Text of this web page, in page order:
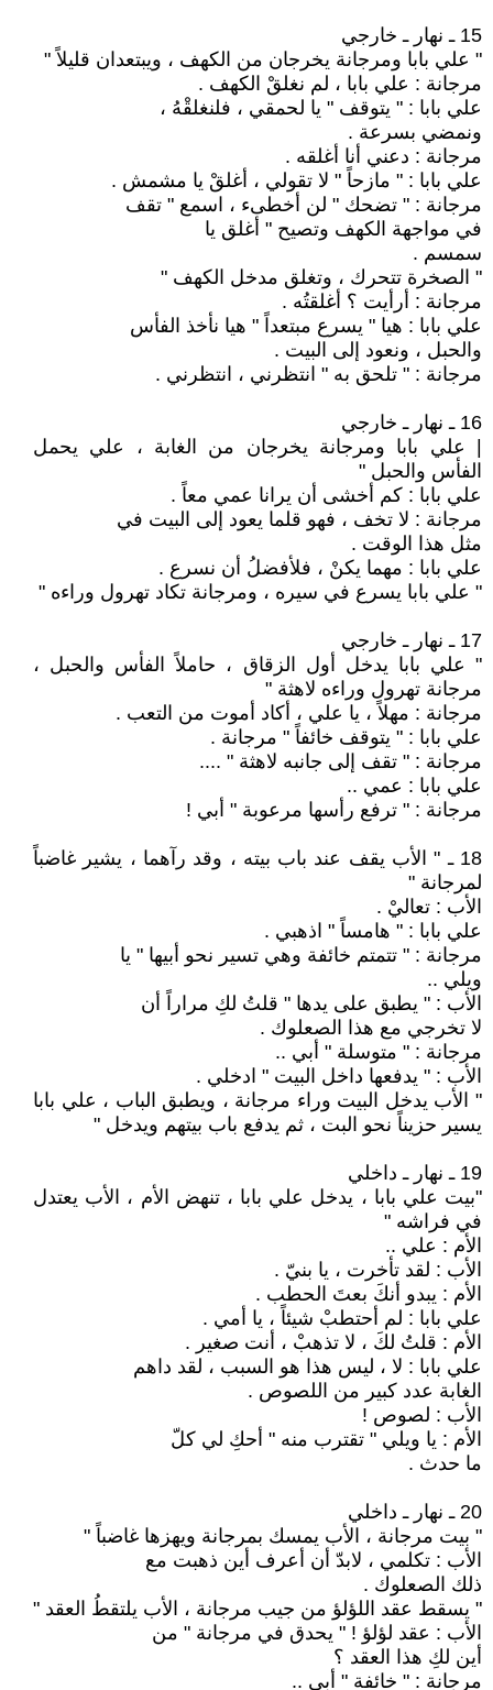
15 ـ نهار ـ خارجي
" علي بابا ومرجانة يخرجان من الكهف ، ويبتعدان قليلاً "
مرجانة : علي بابا ، لم نغلقْ الكهف .
علي بابا : " يتوقف " يا لحمقي ، فلنغلقْهُ ،
ونمضي بسرعة .
مرجانة : دعني أنا أغلقه .
علي بابا : " مازحاً " لا تقولي ، أغلقْ يا مشمش .
مرجانة : " تضحك " لن أخطىء ، اسمع " تقف
في مواجهة الكهف وتصيح " أغلق يا
سمسم .
" الصخرة تتحرك ، وتغلق مدخل الكهف "
مرجانة : أرأيت ؟ أغلقتُه .
علي بابا : هيا " يسرع مبتعداً " هيا نأخذ الفأس
والحبل ، ونعود إلى البيت .
مرجانة : " تلحق به " انتظرني ، انتظرني .
16 ـ نهار ـ خارجي
| علي بابا ومرجانة يخرجان من الغابة ، علي يحمل
الفأس والحبل "
علي بابا : كم أخشى أن يرانا عمي معاً .
مرجانة : لا تخف ، فهو قلما يعود إلى البيت في
مثل هذا الوقت .
علي بابا : مهما يكنْ ، فلأفضلُ أن نسرع .
" علي بابا يسرع في سيره ، ومرجانة تكاد تهرول وراءه "
17 ـ نهار ـ خارجي
" علي بابا يدخل أول الزقاق ، حاملاً الفأس والحبل ،
مرجانة تهرول وراءه لاهثة "
مرجانة : مهلاً ، يا علي ، أكاد أموت من التعب .
علي بابا : " يتوقف خائفاً " مرجانة .
مرجانة : " تقف إلى جانبه لاهثة " ....
علي بابا : عمي ..
مرجانة : " ترفع رأسها مرعوبة " أبي !
18 ـ " الأب يقف عند باب بيته ، وقد رآهما ، يشير غاضباً
لمرجانة "
الأب : تعاليْ .
علي بابا : " هامساً " اذهبي .
مرجانة : " تتمتم خائفة وهي تسير نحو أبيها " يا
ويلي ..
الأب : " يطبق على يدها " قلتُ لكِ مراراً أن
لا تخرجي مع هذا الصعلوك .
مرجانة : " متوسلة " أبي ..
الأب : " يدفعها داخل البيت " ادخلي .
" الأب يدخل البيت وراء مرجانة ، ويطبق الباب ، علي بابا
يسير حزيناً نحو البت ، ثم يدفع باب بيتهم ويدخل "
19 ـ نهار ـ داخلي
"بيت علي بابا ، يدخل علي بابا ، تنهض الأم ، الأب يعتدل
في فراشه "
الأم : علي ..
الأب : لقد تأخرت ، يا بنيّ .
الأم : يبدو أنكَ بعتَ الحطب .
علي بابا : لم أحتطبْ شيئاً ، يا أمي .
الأم : قلتُ لكَ ، لا تذهبْ ، أنت صغير .
علي بابا : لا ، ليس هذا هو السبب ، لقد داهم
الغابة عدد كبير من اللصوص .
الأب : لصوص !
الأم : يا ويلي " تقترب منه " أحكِ لي كلّ
ما حدث .
20 ـ نهار ـ داخلي
" بيت مرجانة ، الأب يمسك بمرجانة ويهزها غاضباً "
الأب : تكلمي ، لابدّ أن أعرف أين ذهبت مع
ذلك الصعلوك .
" يسقط عقد اللؤلؤ من جيب مرجانة ، الأب يلتقطُ العقد "
الأب : عقد لؤلؤ ! " يحدق في مرجانة " من
أين لكِ هذا العقد ؟
مرجانة : " خائفة " أبي ..